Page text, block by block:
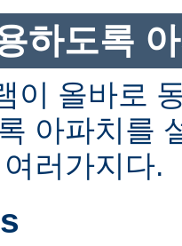
하도록
이 올바로
아파치를
러가지다.